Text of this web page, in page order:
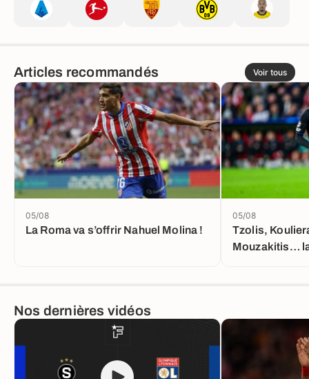
Articles recommandés Voir tous
La Roma va s’offrir Nahuel Molina !
05/08
Tzolis,
Mouzakitis…
05/08
Nos dernières vidéos